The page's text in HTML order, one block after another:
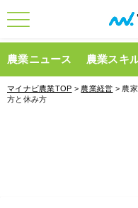
農業ニュース 農業スキ
マイナビ農業TOP > 農業経営 > 農
方と休み方